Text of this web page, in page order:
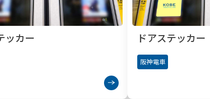
ッカー ドアステッカー
阪神電車